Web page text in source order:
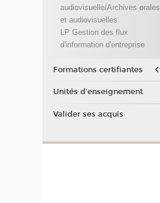
audiovisuelle/Archives orales
et audiovisuelles
LP Gestion des flux
d'information d'entreprise
Formations certifiantes
Unités d'enseignement
Valider ses acquis